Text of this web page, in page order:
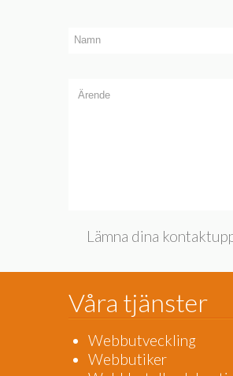
Lämna dina
Våra tjänster
Webbutveckling
Webbutiker